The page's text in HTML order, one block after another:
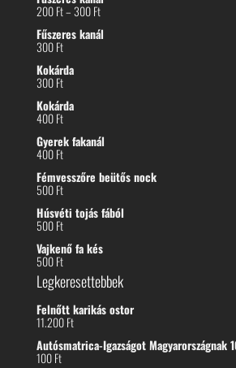
200Ft–300FtÁrtartomány:
-
Fűszeres kanál
300Ft
Kokárda
300Ft
Kokárda
400Ft
Gyerek fakanál
400Ft
Fémvesszőre beütős nock
500Ft
Húsvéti tojás fából
500Ft
Vajkenő fa kés
500Ft
Legkeresettebbek
Felnőtt karikás ostor
11.200Ft
Autósmatrica-Igazságot Magyarországnak
100Ft